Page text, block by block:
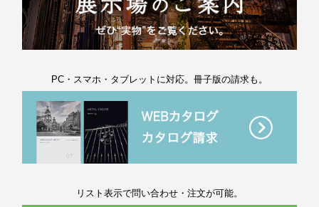
PC・スマホ・タブレットに対応。冊子版の請求も。
リスト表示で問い合わせ・注文が可能。